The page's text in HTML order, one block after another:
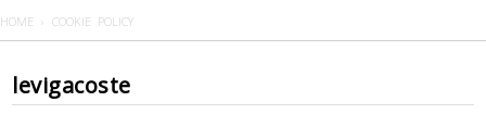
HOME › COOKIE POLICY
levigacoste